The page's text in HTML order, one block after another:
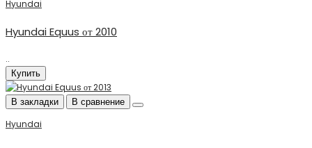
Hyundai
Hyundai Equus от 2010
..
Купить
В закладки В сравнение
Hyundai